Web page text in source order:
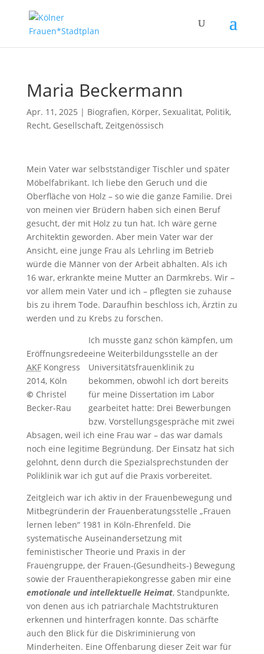
Maria Beckermann
Apr. 11, 2025 | Biografien, Körper, Sexualität, Politik,
Recht, Gesellschaft, Zeitgenössisch
Mein Vater war selbstständiger Tischler und später
Möbelfabrikant. Ich liebe den Geruch und die
Oberfläche von Holz – so wie die ganze Familie. Drei
von meinen vier Brüdern haben sich einen Beruf
gesucht, der mit Holz zu tun hat. Ich wäre gerne
Architektin geworden. Aber mein Vater war der
Ansicht, eine junge Frau als Lehrling im Betrieb
würde die Männer von der Arbeit abhalten. Als ich
16 war, erkrankte meine Mutter an Darmkrebs. Wir –
vor allem mein Vater und ich – pflegten sie zuhause
bis zu ihrem Tode. Daraufhin beschloss ich, Ärztin zu
werden und zu Krebs zu forschen.
Eröffnungsrede
AKFKongress
2014, Köln
© Christel
Becker-Rau
Ich musste ganz schön kämpfen, um
eine Weiterbildungsstelle an der
Universitätsfrauenklinik zu
bekommen, obwohl ich dort bereits
für meine Dissertation im Labor
gearbeitet hatte: Drei Bewerbungen
bzw. Vorstellungsgespräche mit zwei
Absagen, weil ich eine Frau war – das war damals
noch eine legitime Begründung. Der Einsatz hat sich
gelohnt, denn durch die Spezialsprechstunden der
Poliklinik war ich gut auf die Praxis vorbereitet.
Zeitgleich war ich aktiv in der Frauenbewegung und
Mitbegründerin der Frauenberatungsstelle „Frauen
lernen leben“ 1981 in Köln-Ehrenfeld. Die
systematische Auseinandersetzung mit
feministischer Theorie und Praxis in der
Frauengruppe, der Frauen-(Gesundheits-) Bewegung
sowie der Frauentherapiekongresse gaben mir eine
emotionale und intellektuelle Heimat, Standpunkte,
von denen aus ich patriarchale Machtstrukturen
erkennen und hinterfragen konnte. Das schärfte
auch den Blick für die Diskriminierung von
Minderheiten. Eine Offenbarung dieser Zeit war für